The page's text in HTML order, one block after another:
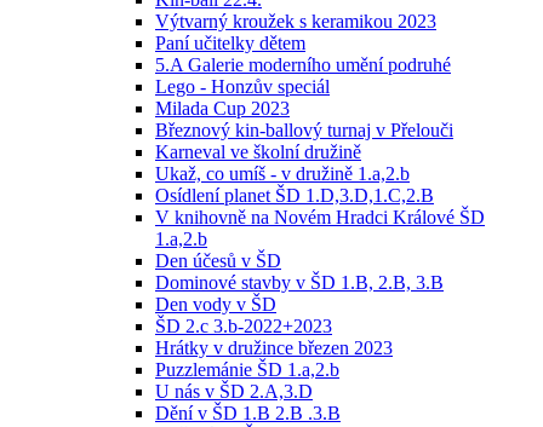
Výtvarný kroužek s keramikou 2023
Paní učitelky dětem
5.A Galerie moderního umění podruhé
Lego - Honzův speciál
Milada Cup 2023
Březnový kin-ballový turnaj v Přelouči
Karneval ve školní družině
Ukaž, co umíš - v družině 1.a,2.b
Osídlení planet ŠD 1.D,3.D,1.C,2.B
V knihovně na Novém Hradci Králové ŠD
1.a,2.b
Den účesů v ŠD
Dominové stavby v ŠD 1.B, 2.B, 3.B
Den vody v ŠD
ŠD 2.c 3.b-2022+2023
Hrátky v družince březen 2023
Puzzlemánie ŠD 1.a,2.b
U nás v ŠD 2.A,3.D
Dění v ŠD 1.B 2.B .3.B